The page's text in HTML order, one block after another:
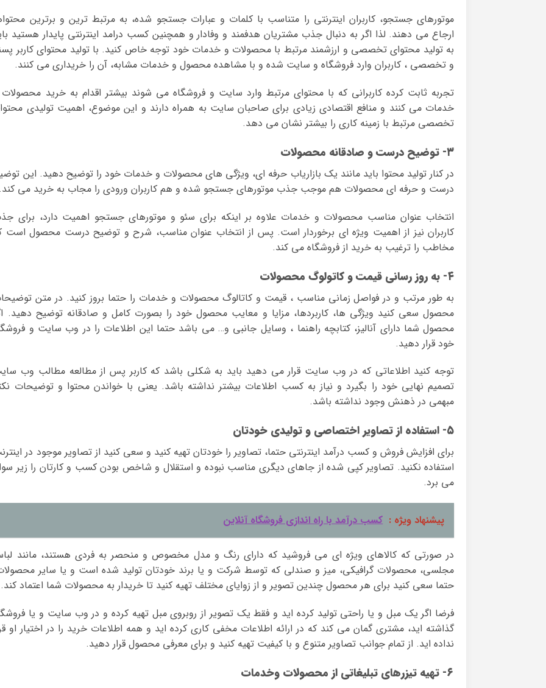
موتورهای جستجو، کاربران اینترنتی را متناسب با کلمات و عبارات جستجو شده، به مرتبط ترین و برترین
ارجاع می دهند. لذا اگر به دنبال جذب مشتریان هدفمند و وفادار و همچنین کسب درامد اینترنتی پایدار هستید
به تولید محتوای تخصصی و ارزشمند مرتبط با محصولات و خدمات خود توجه خاص کنید. با تولید محتوای کاربر
و تخصصی ، کاربران وارد فروشگاه و سایت شده و با مشاهده محصول و خدمات مشابه، آن را خریداری می کنند.
تجربه ثابت کرده کاربرانی که با محتوای مرتبط وارد سایت و فروشگاه می شوند بیشتر اقدام به خرید
خدمات می کنند و منافع اقتصادی زیادی برای صاحبان سایت به همراه دارند و این موضوع، اهمیت تولیدی
تخصصی مرتبط با زمینه کاری را بیشتر نشان می دهد.
۳- توضیح درست و صادقانه محصولات
در کنار تولید محتوا باید مانند یک بازاریاب حرفه ای، ویژگی های محصولات و خدمات خود را توضیح دهید. این
درست و حرفه ای محصولات هم موجب جذب موتورهای جستجو شده و هم کاربران ورودی را مجاب به خرید می کند.
انتخاب عنوان مناسب محصولات و خدمات علاوه بر اینکه برای سئو و موتورهای جستجو اهمیت دارد، برای
کاربران نیز از اهمیت ویژه ای برخوردار است. پس از انتخاب عنوان مناسب، شرح و توضیح درست محصول است
مخاطب را ترغیب به خرید از فروشگاه می کند.
۴- به روز رسانی قیمت و کاتولوگ محصولات
به طور مرتب و در فواصل زمانی مناسب ، قیمت و کاتالوگ محصولات و خدمات را حتما بروز کنید. در متن
محصول سعی کنید ویژگی ها، کاربردها، مزایا و معایب محصول خود را بصورت کامل و صادقانه توضیح دهید.
محصول شما دارای آنالیز، کتابچه راهنما ، وسایل جانبی و… می باشد حتما این اطلاعات را در وب سایت و
خود قرار دهید.
توجه کنید اطلاعاتی که در وب سایت قرار می دهید باید به شکلی باشد که کاربر پس از مطالعه مطالب وب
تصمیم نهایی خود را بگیرد و نیاز به کسب اطلاعات بیشتر نداشته باشد. یعنی با خواندن محتوا و توضیحات
مبهمی در ذهنش وجود نداشته باشد.
۵- استفاده از تصاویر اختصاصی و تولیدی خودتان
برای افزایش فروش و کسب درآمد اینترنتی حتما، تصاویر را خودتان تهیه کنید و سعی کنید از تصاویر موجود در
استفاده نکنید. تصاویر کپی شده از جاهای دیگری مناسب نبوده و استقلال و شاخص بودن کسب و کارتان را زیر
می برد.
پیشنهاد ویژه : کسب درآمد با راه اندازی فروشگاه آنلاین
در صورتی که کالاهای ویژه ای می فروشید که دارای رنگ و مدل مخصوص و منحصر به فردی هستند، مانند
مجلسی، محصولات گرافیکی، میز و صندلی که توسط شرکت و یا برند خودتان تولید شده است و یا سایر
حتما سعی کنید برای هر محصول چندین تصویر و از زوایای مختلف تهیه کنید تا خریدار به محصولات شما اعتماد کند.
فرضا اگر یک مبل و یا راحتی تولید کرده اید و فقط یک تصویر از روبروی مبل تهیه کرده و در وب سایت و یا
گذاشته اید، مشتری گمان می کند که در ارائه اطلاعات مخفی کاری کرده اید و همه اطلاعات خرید را در اختیار او
نداده اید. از تمام جوانب تصاویر متنوع و با کیفیت تهیه کنید و برای معرفی محصول قرار دهید.
۶- تهیه تیزرهای تبلیغاتی از محصولات وخدمات